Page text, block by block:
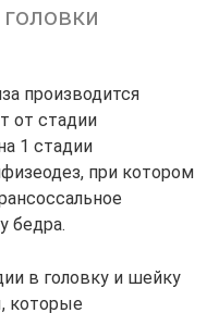
производится
от стадии
1 стадии
при котором
бедра.
в головку и шейку
которые